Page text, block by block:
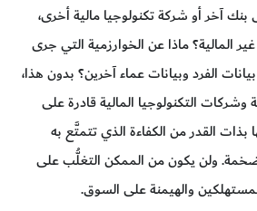
بنك آخر أو شركة تكنولوجيا مالية أخرى،
المالية؟ ماذا عن الخوارزمية التي جرى
الفرد وبيانات عماء آخرين؟ بدون هذا،
وشركات التكنولوجيا المالية قادرة على
القدر من الكفاءة الذي تتمتَّع به
ولن يكون من الممكن التغلُّب على
والهيمنة على السوق.